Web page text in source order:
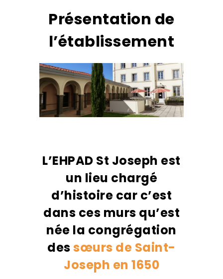
Présentation de
l’établissement
L’EHPAD St Joseph est
un lieu chargé
d’histoire car c’est
dans ces murs qu’est
née la congrégation
dessœurs de Saint-
Joseph en 1650